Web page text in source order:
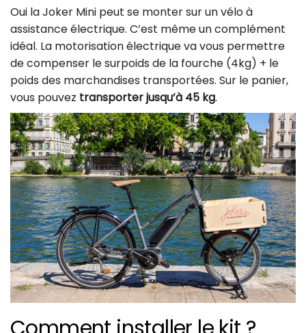
Oui la Joker Mini peut se monter sur un vélo à
assistance électrique. C’est même un complément
idéal. La motorisation électrique va vous permettre
de compenser le surpoids de la fourche (4kg) + le
poids des marchandises transportées. Sur le panier,
vous pouvez transporter jusqu’à 45 kg.